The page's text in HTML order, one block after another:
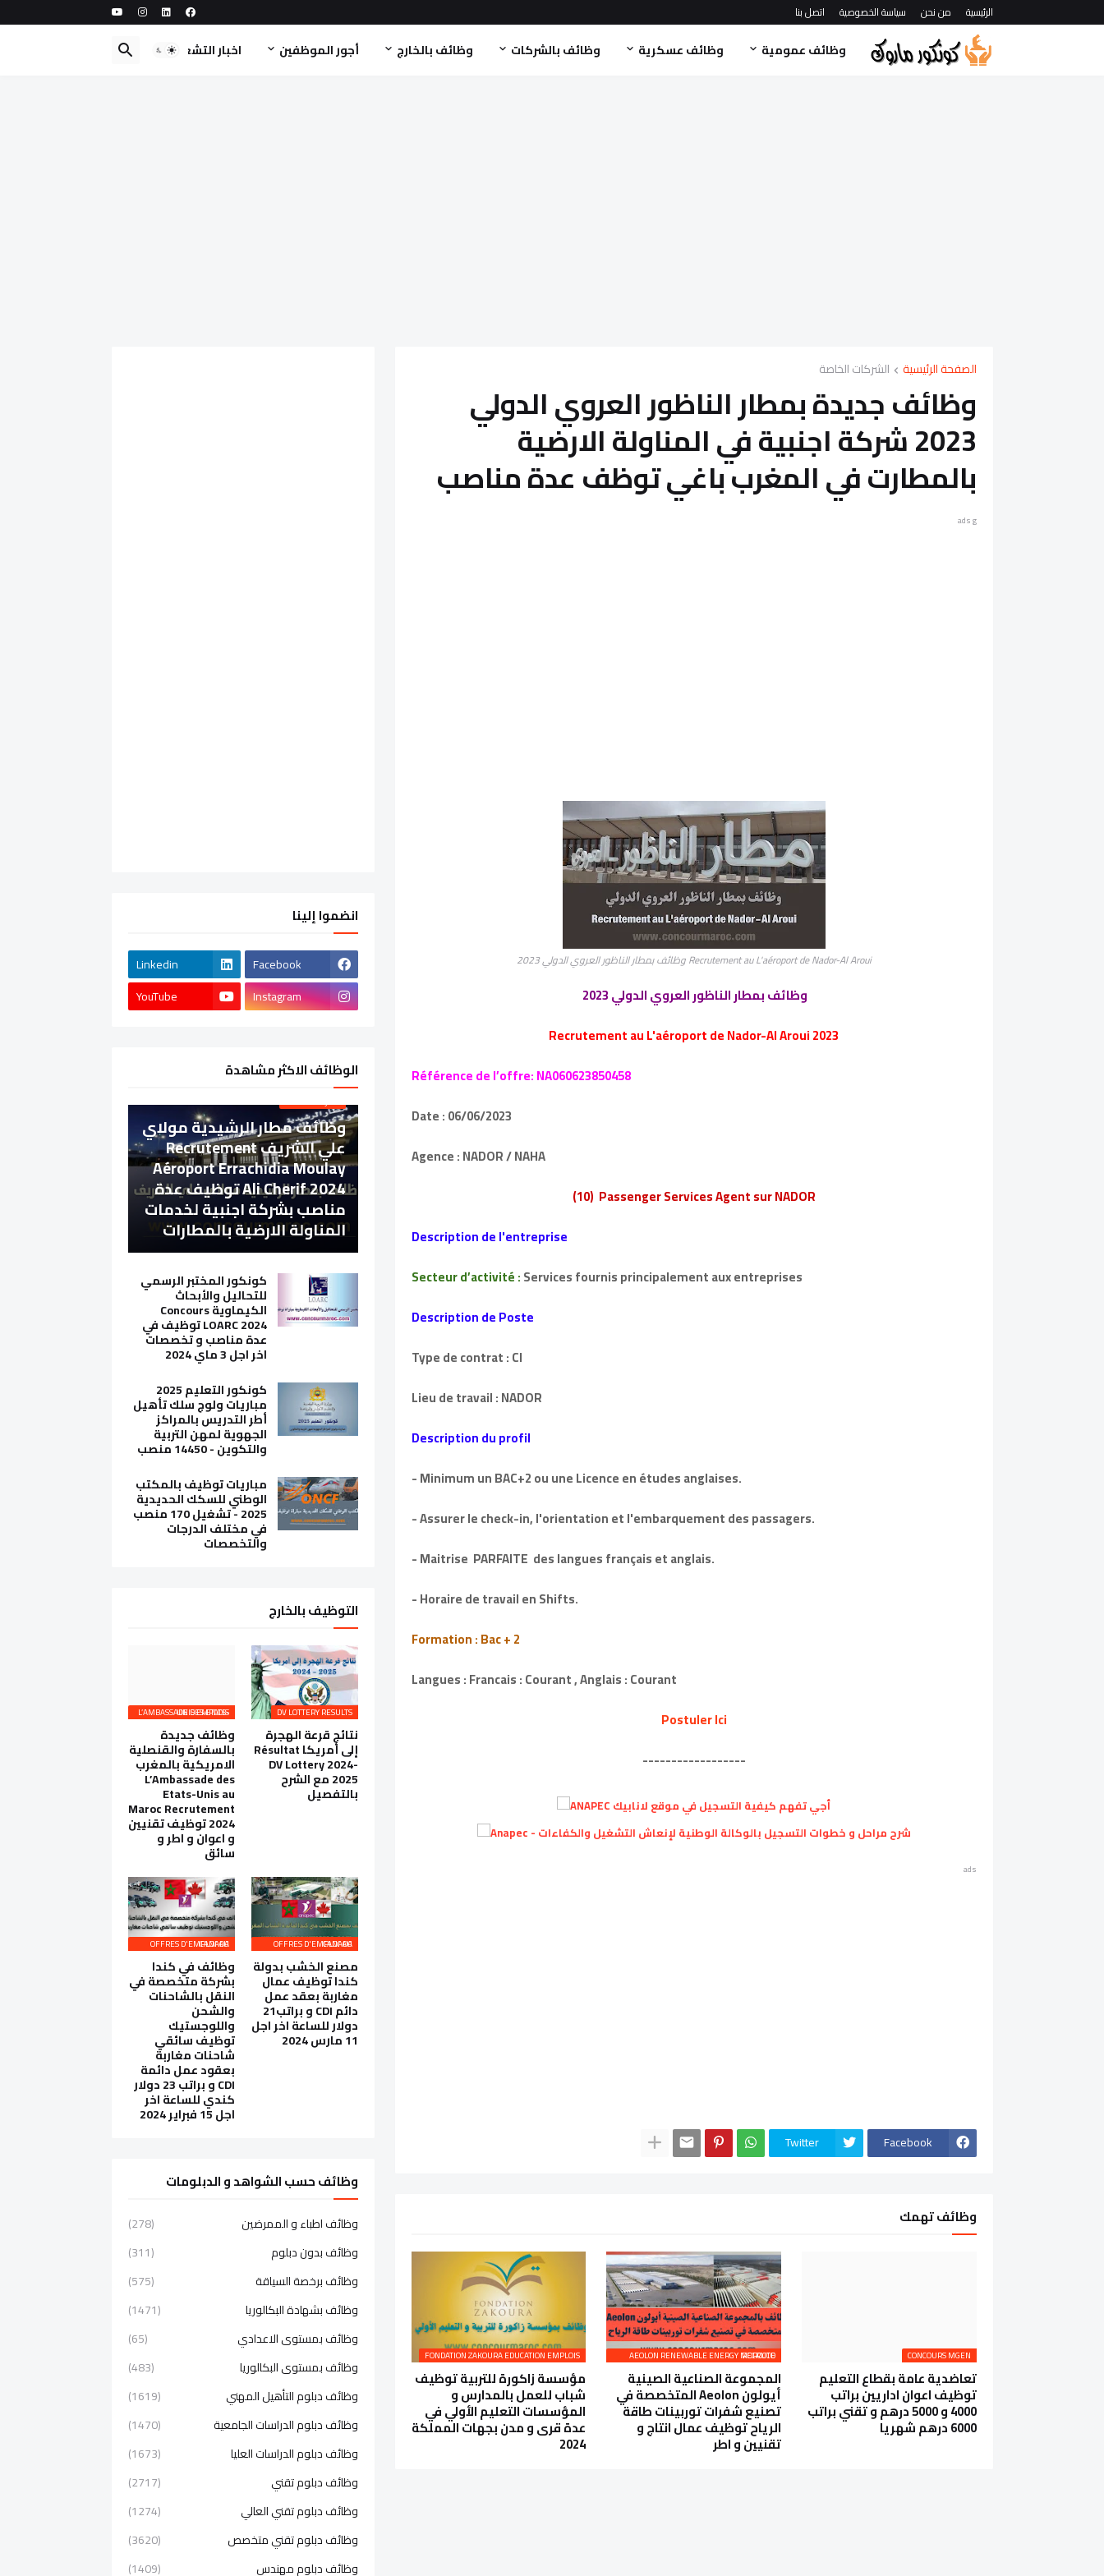
الرئيسية من نحن سياسة الخصوصية اتصل بنا
وظائف عمومية وظائف عسكرية وظائف بالشركات وظائف بالخارج أجور الموظفين اخبار التشغيل
الصفحة الرئيسية الشركات الخاصة
وظائف جديدة بمطار الناظور العروي الدولي
2023 شركة اجنبية في المناولة الارضية
بالمطارت في المغرب باغي توظف عدة مناصب
ads g
Recrutement au L'aéroport de Nador-Al Aroui وظائف بمطار الناظور العروي الدولي 2023
وظائف بمطار الناظور العروي الدولي 2023
Recrutement au L'aéroport de Nador-Al Aroui 2023
Référence de l’offre: NA060623850458
Date : 06/06/2023
Agence : NADOR / NAHA
(10) Passenger Services Agent sur NADOR
Description de l'entreprise
Secteur d’activité :Services fournis principalement aux entreprises
Description de Poste
Type de contrat : CI
Lieu de travail : NADOR
Description du profil
- Minimum un BAC+2 ou une Licence en études anglaises.
- Assurer le check-in, l'orientation et l'embarquement des passagers.
- Maitrise PARFAITE des langues français et anglais.
- Horaire de travail en Shifts.
Formation : Bac + 2
Langues : Francais : Courant , Anglais : Courant
Postuler Ici
------------------
أجي تفهم كيفية التسجيل في موقع لانابيك ANAPEC
شرح مراحل و خطوات التسجيل بالوكالة الوطنية لإنعاش التشغيل والكفاءات - Anapec
ads
Facebook
Twitter
وظائف تهمك
CONCOURS MGEN
تعاضدية عامة بقطاع التعليم
توظيف اعوان اداريين براتب
4000 و 5000 درهم و تقني براتب
6000 درهم شهريا
AEOLON RENEWABLE ENERGY MOROCCO RECRUTE
المجموعة الصناعية الصينية
أيولون Aeolon المتخصصة في
تصنيع شفرات توربينات طاقة
الرياح توظيف عمال انتاج و
تقنيين و اطر
FONDATION ZAKOURA EDUCATION EMPLOIS
مؤسسة زاكورة للتربية توظيف
شباب للعمل بالمدارس و
المؤسسات التعليم الأولي في
عدة قرى و مدن بجهات المملكة
2024
انضموا إلينا
Facebook
Linkedin
Instagram
YouTube
الوظائف الاكثر مشاهدة
الشركات الخاصة
وظائف مطار الرشيدية مولاي
علي الشريف Recrutement
Aéroport Errachidia Moulay
Ali Cherif 2024 توظيف عدة
مناصب بشركة اجنبية لخدمات
المناولة الارضية بالمطارات
كونكور المختبر الرسمي
للتحاليل والأبحاث
الكيماوية Concours
LOARC 2024 توظيف في
عدة مناصب و تخصصات
اخر اجل 3 ماي 2024
كونكور التعليم 2025
مباريات ولوج سلك تأهيل
أطر التدريس بالمراكز
الجهوية لمهن التربية
والتكوين - 14450 منصب
مباريات توظيف بالمكتب
الوطني للسكك الحديدية
2025 - تشغيل 170 منصب
في مختلف الدرجات
والتخصصات
التوظيف بالخارج
DV LOTTERY RESULTS
نتائج قرعة الهجرة
إلى أمريكا Résultat
DV Lottery 2024-
2025 مع الشرح
بالتفصيل
L’AMBASSADE DES ETATS-UNIS EMPLOIS
وظائف جديدة
بالسفارة والقنصلية
الامريكية بالمغرب
L’Ambassade des
Etats-Unis au
Maroc Recrutement
2024 توظيف تقنيين
و اعوان و اطر و
سائق
OFFRES D'EMPLOI AU CANADA
مصنع الخشب بدولة
كندا توظيف عمال
مغاربة بعقد عمل
دائم CDI و براتب21
دولار للساعة اخر اجل
11 مارس 2024
OFFRES D'EMPLOI AU CANADA
وظائف في كندا
بشركة متخصصة في
النقل بالشاحنات
والشحن
واللوجستيك
توظيف سائقي
شاحنات مغاربة
بعقود عمل دائمة
CDI و براتب 23 دولار
كندي للساعة اخر
اجل 15 فبراير 2024
وظائف حسب الشواهد و الدبلومات
وظائف اطباء و الممرضين
(278)
وظائف بدون دبلوم
(311)
وظائف برخصة السياقة
(575)
وظائف بشهادة البكالوريا
(1471)
وظائف بمستوى الاعدادي
(65)
وظائف بمستوى البكالوريا
(483)
وظائف دبلوم التأهيل المهني
(1619)
وظائف دبلوم الدراسات الجامعية
(1470)
وظائف دبلوم الدراسات العليا
(1673)
وظائف دبلوم تقني
(2717)
وظائف دبلوم تقني العالي
(1274)
وظائف دبلوم تقني متخصص
(3620)
وظائف دبلوم مهندس
(1409)